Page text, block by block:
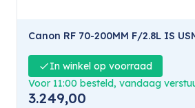
Canon RF 70-200MM F/2.8L IS
In winkel op voorraad
Voor 11:00 besteld, vandaag
3.249,00